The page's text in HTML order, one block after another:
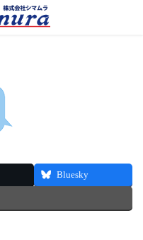
Bluesky